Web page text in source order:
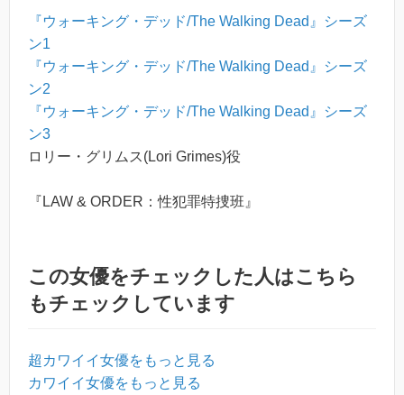
『ウォーキング・デッド/The Walking Dead』シーズ
ン1
『ウォーキング・デッド/The Walking Dead』シーズ
ン2
『ウォーキング・デッド/The Walking Dead』シーズ
ン3
ロリー・グリムス(Lori Grimes)役
『LAW & ORDER：性犯罪特捜班』
この女優をチェックした人はこちら
もチェックしています
超カワイイ女優をもっと見る
カワイイ女優をもっと見る